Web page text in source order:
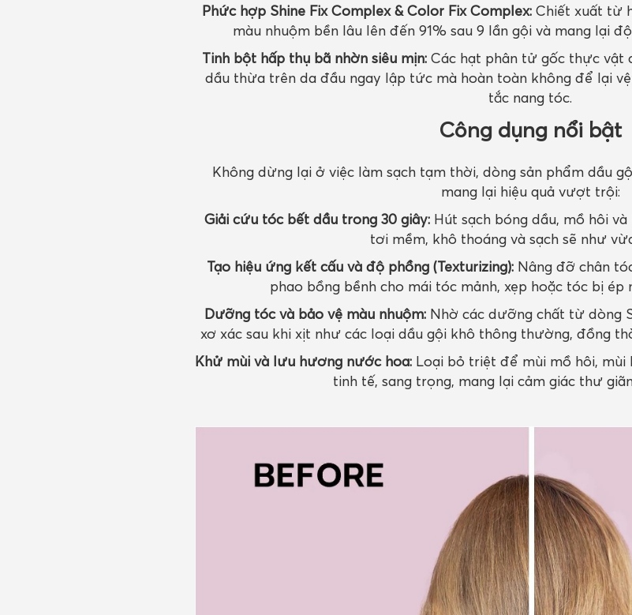
Phức hợp Shine Fix Complex & Color Fix Complex: Chiết xuất từ
màu nhuộm bền lâu lên đến 91% sau 9 lần gội và mang lại
Tinh bột hấp thụ bã nhờn siêu mịn:Các hạt phân tử gốc thực vật
dầu thừa trên da đầu ngay lập tức mà hoàn toàn không để lại
tắc nang tóc.
Công dụng nổi bật
Không dừng lại ở việc làm sạch tạm thời, dòng sản phẩm dầu
mang lại hiệu quả vượt trội:
Giải cứu tóc bết dầu trong 30 giây: Hút sạch bóng dầu, mồ hôi
tơi mềm, khô thoáng và sạch sẽ như
Tạo hiệu ứng kết cấu và độ phồng (Texturizing):Nâng đỡ chân
phao bồng bềnh cho mái tóc mảnh, xẹp hoặc tóc bị ép
Dưỡng tóc và bảo vệ màu nhuộm:Nhờ các dưỡng chất từ dòng
xơ xác sau khi xịt như các loại dầu gội khô thông thường, đồng
Khử mùi và lưu hương nước hoa: Loại bỏ triệt để mùi mồ hôi,
tinh tế, sang trọng, mang lại cảm giác thư